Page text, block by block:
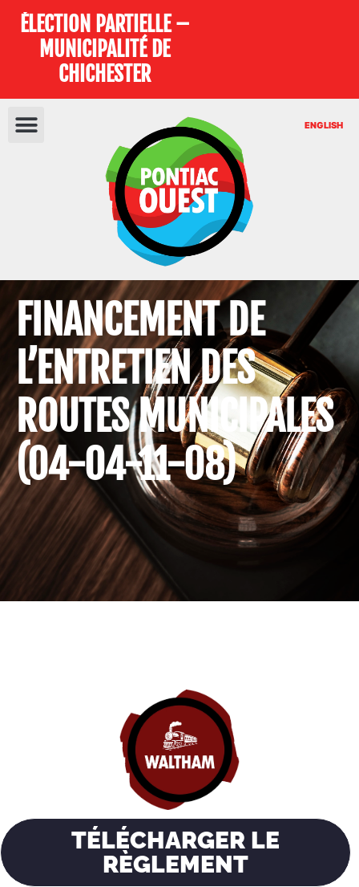
ÉLECTION PARTIELLE –
MUNICIPALITÉ DE
CHICHESTER
ENGLISH
FINANCEMENT DE
L’ENTRETIEN DES
ROUTES MUNICIPALES
(04-04-11-08)
TÉLÉCHARGER LE
RÈGLEMENT